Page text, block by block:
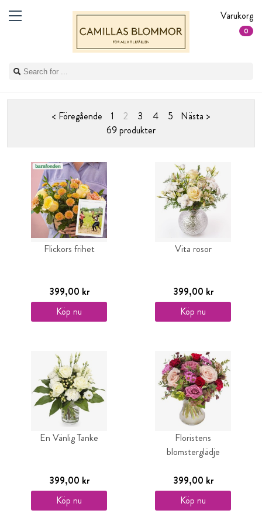
Varukorg
0
< Föregående 1 2 3 4 5
Nästa >
69 produkter
Flickors frihet
399,00 kr
Köp nu
Vita rosor
399,00 kr
Köp nu
En Vänlig Tanke
399,00 kr
Köp nu
Floristens
blomsterglädje
399,00 kr
Köp nu